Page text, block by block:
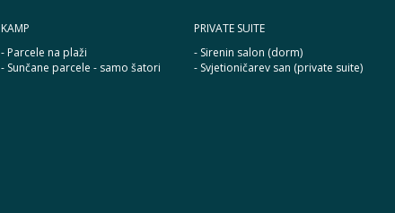
KAMP
- Parcele na plaži
- Sunčane parcele - samo šatori
PRIVATE SUITE
- Sirenin salon (dorm)
- Svjetioničarev san (private suite)